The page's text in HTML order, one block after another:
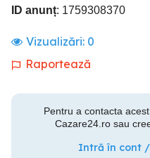
ID anunț: 1759308370
Vizualizări: 0
Raportează
Pentru a contacta
Cazare24.ro sau
Intră în cont